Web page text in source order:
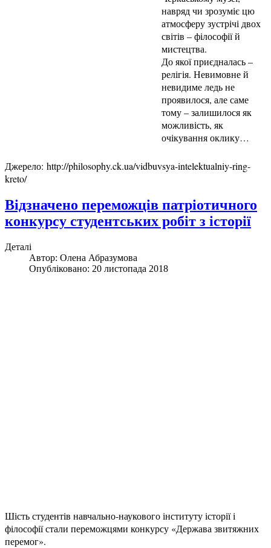
навряд чи зрозуміє цю
атмосферу зустрічі двох
світів – філософії й
мистецтва.
До якої приєдналась –
релігія. Невимовне й
невидиме ледь не
проявилося, але саме
тому – залишилося як
можливість, як
очікування оклику…
Джерело: http://philosophy.ck.ua/vidbuvsya-intelektualniy-ring-
kreto/
Відзначено переможців патріотичного
конкурсу студентських робіт з історії
Деталі
Автор: Олена Абразумова
Опубліковано: 20 листопада 2018
Шість студентів навчально-наукового інституту історії і
філософії стали переможцями конкурсу «Держава звитяжних
перемог».